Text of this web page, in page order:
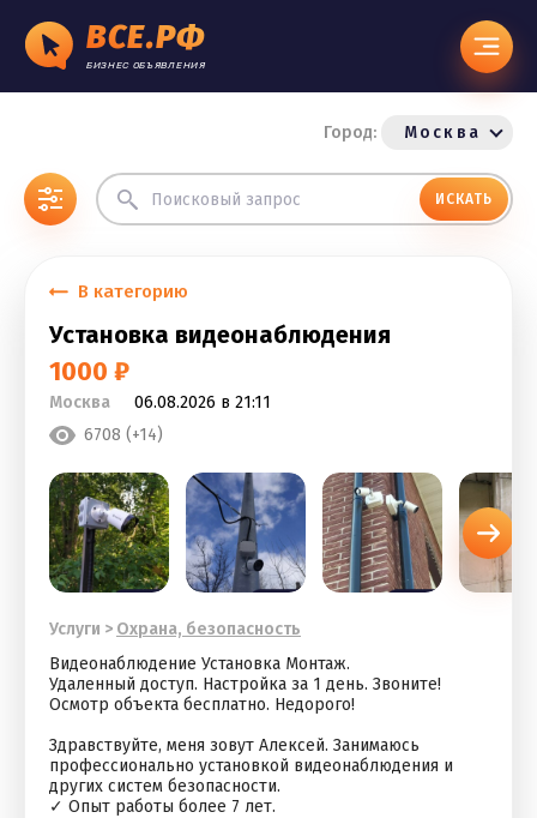
ВСЕ.РФ
БИЗНЕС ОБЪЯВЛЕНИЯ
Город: Москва
ИСКАТЬ
В категорию
Установка видеонаблюдения
1000 ₽
Москва
06.08.2026 в 21:11
6708 (+14)
Услуги > Охрана, безопасность
Видеонаблюдение Установка Монтаж.
Удаленный доступ. Настройка за 1 день. Звоните!
Осмотр объекта бесплатно. Недорого!
Здравствуйте, меня зовут Алексей. Занимаюсь
профессионально установкой видеонаблюдения и
других систем безопасности.
✓ Опыт работы более 7 лет.